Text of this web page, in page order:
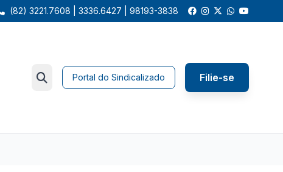
(82) 3221.7608 | 3336.6427 | 98193-3838
Portal do Sindicalizado Filie-se